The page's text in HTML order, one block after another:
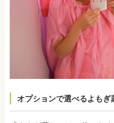
オプションで選べるよも